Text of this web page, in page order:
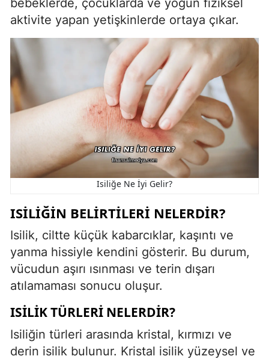
bebeklerde, çocuklarda ve yoğun fiziksel
aktivite yapan yetişkinlerde ortaya çıkar.
Isiliğe Ne İyi Gelir?
ISILIĞIN BELIRTILERI NELERDIR?
Isilik, ciltte küçük kabarcıklar, kaşıntı ve
yanma hissiyle kendini gösterir. Bu durum,
vücudun aşırı ısınması ve terin dışarı
atılamaması sonucu oluşur.
ISILIK TÜRLERI NELERDIR?
Isiliğin türleri arasında kristal, kırmızı ve
derin isilik bulunur. Kristal isilik yüzeysel ve